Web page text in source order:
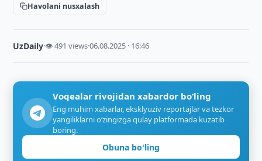
Havolani nusxalash
UzDaily·👁 491 views·06.08.2025 · 16:46
Voqealar rivojidan xabardor bo‘ling
Eng muhim xabarlar, eksklyuziv reportajlar va tezkor
yangiliklarni o‘zingizga qulay platformada kuzatib
boring.
Obuna bo'ling